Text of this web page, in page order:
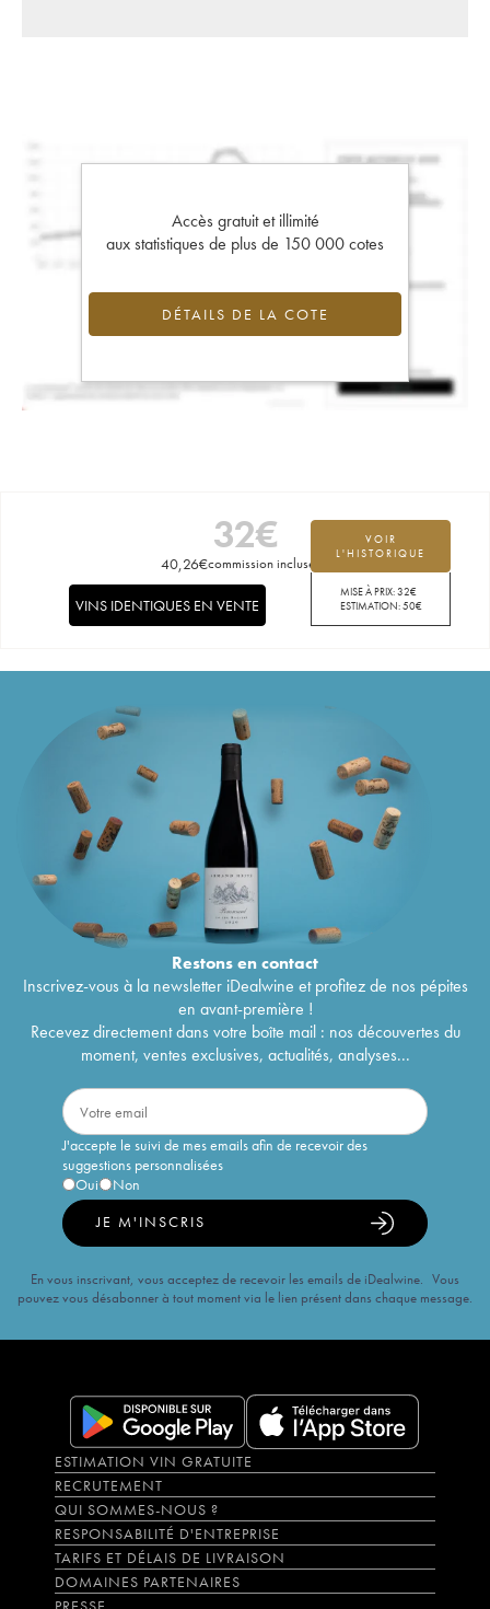
Accès gratuit et illimité
aux statistiques de plus de 150 000 cotes
DÉTAILS DE LA COTE
32€
40,26€commission incluse
VOIR
L'HISTORIQUE
MISE À PRIX:32€
ESTIMATION:50€
VINS IDENTIQUES EN VENTE
Restons encontact
Inscrivez-vous à la newsletter iDealwine et profitez de nos pépites
en avant-première !
Recevez directement dans votre boîte mail : nos découvertes du
moment, ventes exclusives, actualités, analyses...
J'accepte le suivi de mes emails afin de recevoir des
suggestions personnalisées
Oui
Non
JE M'INSCRIS
En vous inscrivant, vous acceptez de recevoir les emails de iDealwine. Vous
pouvez vous désabonner à tout moment via le lien présent dans chaque message.
ESTIMATION VIN GRATUITE
RECRUTEMENT
QUI SOMMES-NOUS ?
RESPONSABILITÉ D'ENTREPRISE
TARIFS ET DÉLAIS DE LIVRAISON
DOMAINES PARTENAIRES